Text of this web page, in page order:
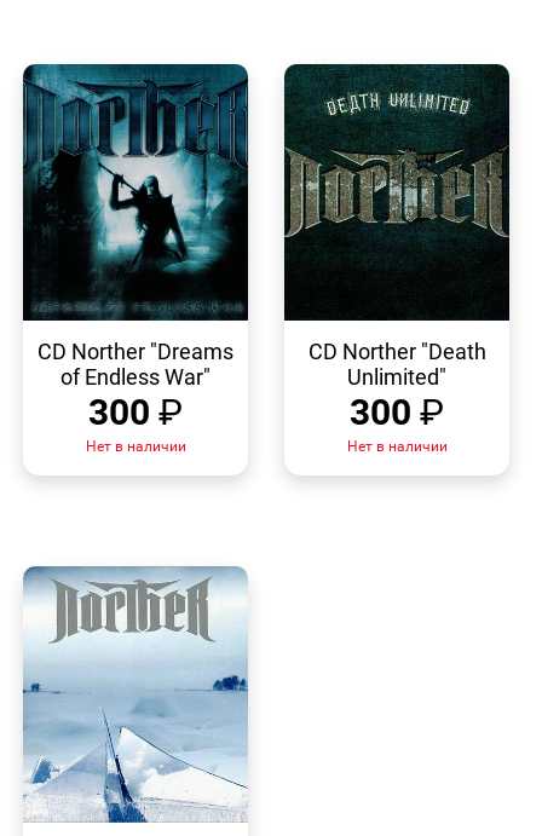
ПРОСМОТР
CD Norther "Dreams
of Endless War"
300 ₽
Нет в наличии
ПРОСМОТР
CD Norther "Death
Unlimited"
300 ₽
Нет в наличии